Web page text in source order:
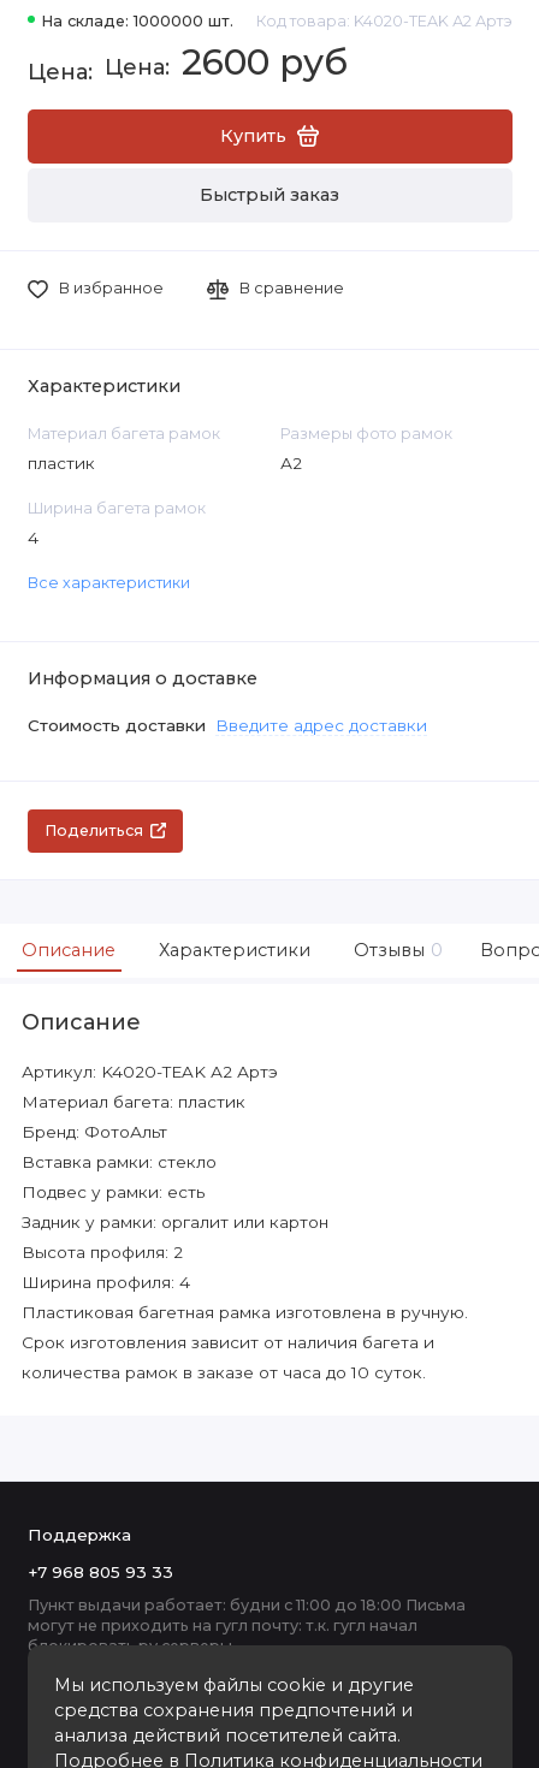
На складе: 1000000 шт. Код товара: K4020-TEAK А2 Артэ
2600 руб
Купить
Быстрый заказ
В избранное В сравнение
Характеристики
Материал багета рамок
пластик
Размеры фото рамок
А2
Ширина багета рамок
4
Все характеристики
Информация о доставке
Стоимость доставки Введите адрес доставки
Поделиться
Описание Характеристики Отзывы 0
Описание
Артикул: K4020-TEAK А2 Артэ
Материал багета: пластик
Бренд: ФотоАльт
Вставка рамки: стекло
Подвес у рамки: есть
Задник у рамки: оргалит или картон
Высота профиля: 2
Ширина профиля: 4
Пластиковая багетная рамка изготовлена в ручную.
Срок изготовления зависит от наличия багета и
количества рамок в заказе от часа до 10 суток.
Мы используем файлы cookie и другие
средства сохранения предпочтений и
анализа действий посетителей сайта.
Подробнее в Политика конфиденциальности
Поддержка
+7 968 805 93 33
Пункт выдачи работает: будни с 11:00 до 18:00 Письма
могут не приходить на гугл почту: т.к. гугл начал
блокировать ру серверы